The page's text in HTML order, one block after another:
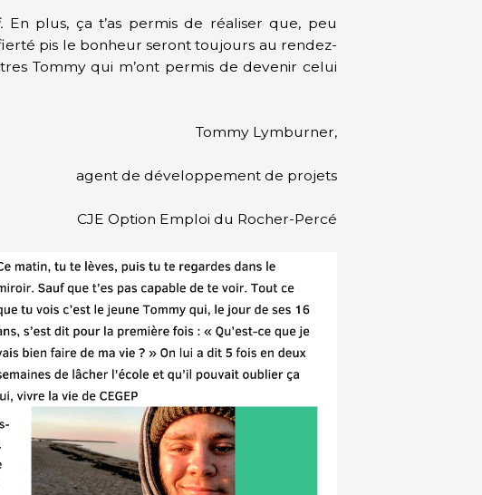
En plus, ça t’as permis de réaliser que, peu
pis le bonheur seront toujours au rendez-
Tommy qui m’ont permis de devenir celui
Tommy Lymburner,
agent de développement de projets
CJE Option Emploi du Rocher-Percé